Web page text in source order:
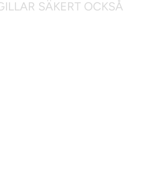
SÄKERT OCKSÅ